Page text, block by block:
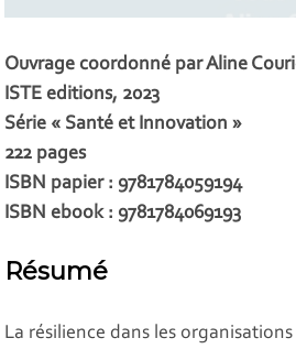
Ouvrage coordonné par Aline
ISTE editions, 2023
Série « Santé et Innovation »
222 pages
ISBN papier : 9781784059194
ISBN ebook : 9781784069193
Résumé
La résilience dans les